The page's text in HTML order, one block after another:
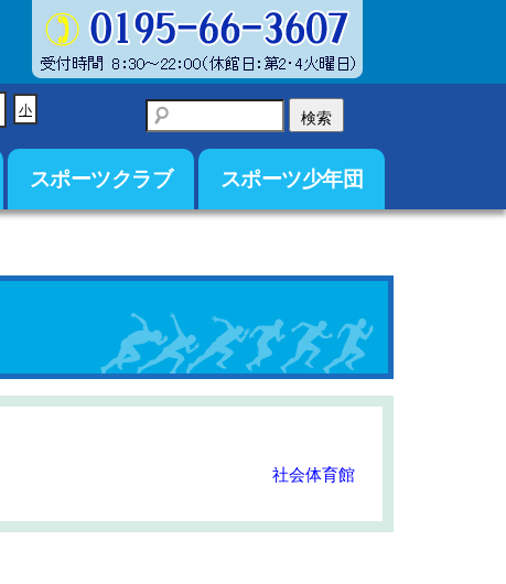
小
スポーツクラブ スポーツ少年団
社会体育館